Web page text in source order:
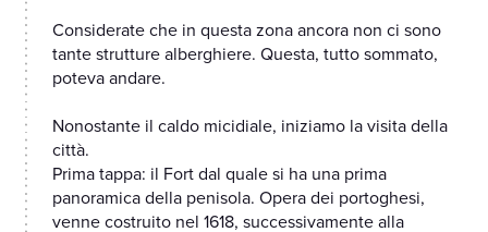
Considerate che in questa zona ancora non ci sono
tante strutture alberghiere. Questa, tutto sommato,
poteva andare.
Nonostante il caldo micidiale, iniziamo la visita della
città.
Prima tappa: il Fort dal quale si ha una prima
panoramica della penisola. Opera dei portoghesi,
venne costruito nel 1618, successivamente alla